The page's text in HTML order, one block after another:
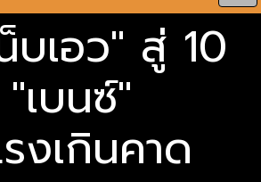
บเอว" สู่ 10
เบนซ์"
งเกินคาด